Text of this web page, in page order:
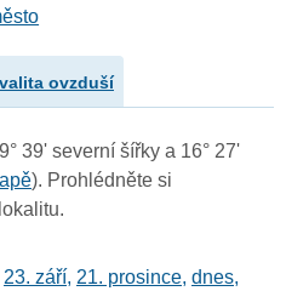
ovzduší
39' severní šířky a 16° 27'
). Prohlédněte si
23. září, 21. prosince, dnes,